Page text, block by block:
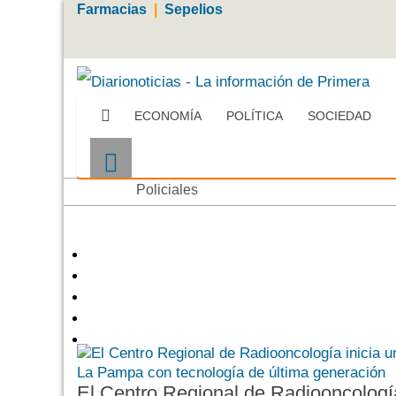
Farmacias Sepelios
ECONOMÍA POLÍTICA SOCIEDAD
Policiales